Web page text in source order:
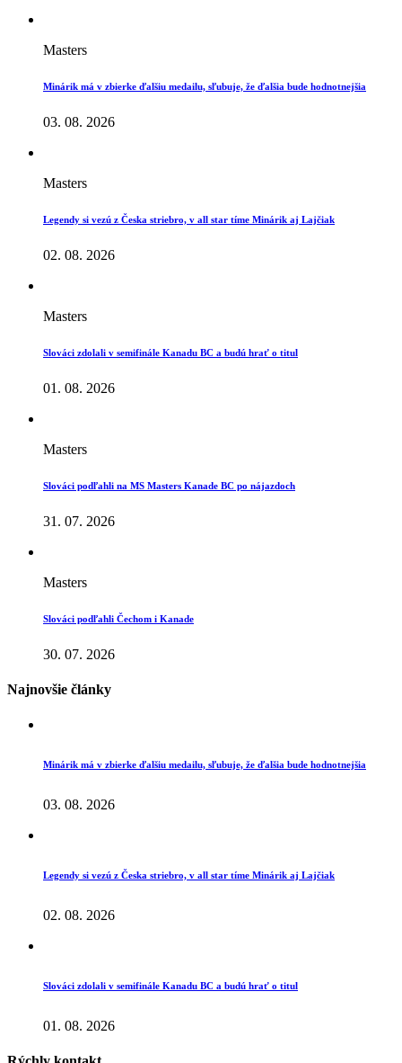
Masters
Minárik má v zbierke ďalšiu medailu, sľubuje, že ďalšia bude hodnotnejšia
03. 08. 2026
Masters
Legendy si vezú z Česka striebro, v all star tíme Minárik aj Lajčiak
02. 08. 2026
Masters
Slováci zdolali v semifinále Kanadu BC a budú hrať o titul
01. 08. 2026
Masters
Slováci podľahli na MS Masters Kanade BC po nájazdoch
31. 07. 2026
Masters
Slováci podľahli Čechom i Kanade
30. 07. 2026
Najnovšie články
Minárik má v zbierke ďalšiu medailu, sľubuje, že ďalšia bude hodnotnejšia
03. 08. 2026
Legendy si vezú z Česka striebro, v all star tíme Minárik aj Lajčiak
02. 08. 2026
Slováci zdolali v semifinále Kanadu BC a budú hrať o titul
01. 08. 2026